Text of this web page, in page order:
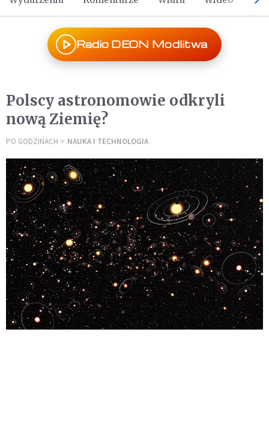
Radio DEON Modlitwa
Polscy astronomowie odkryli
nową Ziemię?
PO GODZINACH NAUKA I TECHNOLOGIA